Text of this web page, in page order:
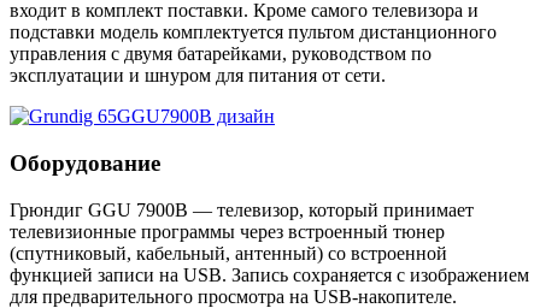
входит в комплект поставки. Кроме самого телевизора и
подставки модель комплектуется пультом дистанционного
управления с двумя батарейками, руководством по
эксплуатации и шнуром для питания от сети.
Оборудование
Грюндиг GGU 7900B — телевизор, который принимает
телевизионные программы через встроенный тюнер
(спутниковый, кабельный, антенный) со встроенной
функцией записи на USB. Запись сохраняется с изображением
для предварительного просмотра на USB-накопителе.